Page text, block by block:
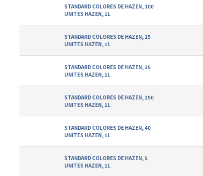
STANDARD COLORES DE HAZEN, 100
UNITES HAZEN, 1L
STANDARD COLORES DE HAZEN, 15
UNITES HAZEN, 1L
STANDARD COLORES DE HAZEN, 25
UNITES HAZEN, 1L
STANDARD COLORES DE HAZEN, 250
UNITES HAZEN, 1L
STANDARD COLORES DE HAZEN, 40
UNITES HAZEN, 1L
STANDARD COLORES DE HAZEN, 5
UNITES HAZEN, 1L